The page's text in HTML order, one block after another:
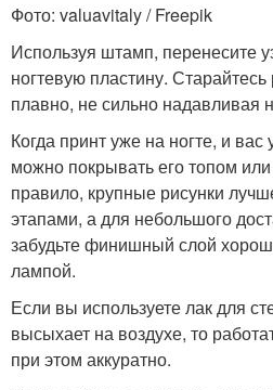
Фото: valuavitaly / Freepik
Используя штамп, перенесите
ногтевую пластину.
плавно, не сильно надавливая
Когда принт уже на ногте, и вас
можно покрывать его топом
правило, крупные рисунки
этапами, а для небольшого
забудьте финишный слой
лампой.
Если вы используете лак для
высыхает на воздухе, то
при этом аккуратно.